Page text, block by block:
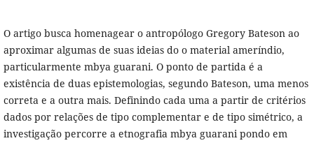
O artigo busca homenagear o antropólogo Gregory Bateson ao
aproximar algumas de suas ideias do o material ameríndio,
particularmente mbya guarani. O ponto de partida é a
existência de duas epistemologias, segundo Bateson, uma menos
correta e a outra mais. Definindo cada uma a partir de critérios
dados por relações de tipo complementar e de tipo simétrico, a
investigação percorre a etnografia mbya guarani pondo em